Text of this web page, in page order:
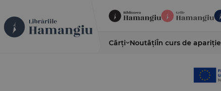
Cărți NoutățiÎn curs de apariție